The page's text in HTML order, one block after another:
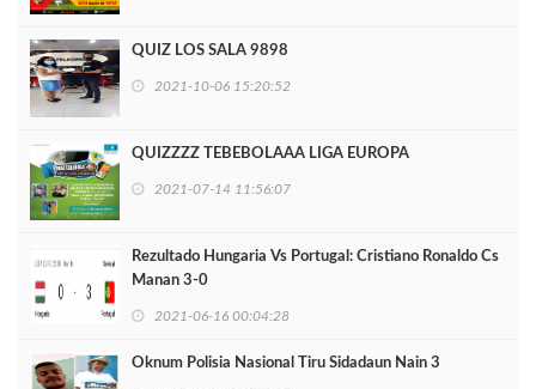
QUIZ LOS SALA 9898
2021-10-06 15:20:52
QUIZZZZ TEBEBOLAAA LIGA EUROPA
2021-07-14 11:56:07
Rezultado Hungaria Vs Portugal: Cristiano Ronaldo Cs
Manan 3-0
2021-06-16 00:04:28
Oknum Polisia Nasional Tiru Sidadaun Nain 3